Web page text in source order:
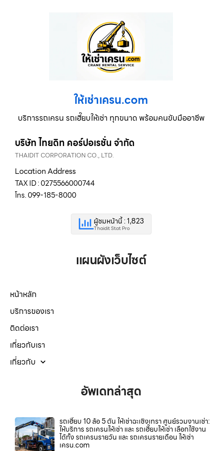
ให้เช่าเครน.com
บริการรถเครน รถเฮี๊ยบให้เช่า ทุกขนาด พร้อมคนขับมืออาชีพ
บริษัท ไทยดิท คอร์ปอเรชั่น จำกัด
THAIDIT CORPORATION CO., LTD.
Location Address
TAX ID : 0275566000744
โทร. 099-185-8000
ผู้ชมหน้านี้ : 1,823
Thaidit Stat Pro
แผนผังเว็บไซต์
หน้าหลัก
บริการของเรา
ติดต่อเรา
เกี่ยวกับเรา
เกี่ยวกับ
อัพเดทล่าสุด
รถเฮี๊ยบ 10 ล้อ 5 ตัน ให้เช่าฉะเชิงเทรา ศูนย์รวมงานเช่า:
ให้บริการ รถเครนให้เช่า และ รถเฮี๊ยบให้เช่า เลือกใช้งาน
ได้ทั้ง รถเครนรายวัน และ รถเครนรายเดือน ให้เช่า
เครน.com